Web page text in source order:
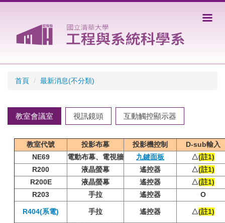
首頁
最新消息(不分類)
教室會議室 視訊鏡頭 互動觸控顯示器
教室代號 投影布幕 投影機控制
D-sub輸入
NE69
電動布幕、電視牆 九鍵面板 △(註1)
R200
液晶螢幕 遙控器 △(註1)
R200E
液晶螢幕 遙控器 △(註1)
R203
手拉 遙控器 O
R404(系電) 手拉 遙控器 △(註1)